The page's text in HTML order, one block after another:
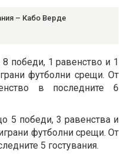
– Кабо Верде
победи, 1 равенство и 1
футболни срещи. От
в последните 6
5 победи, 3 равенства и
футболни срещи. От
5 гостувания.